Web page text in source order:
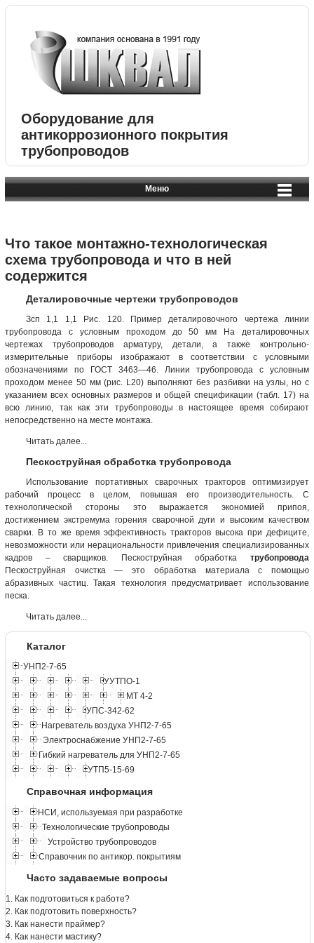
Оборудование для
антикоррозионного покрытия
трубопроводов
Меню
Что такое монтажно-технологическая
схема трубопровода и что в ней
содержится
Деталировочные чертежи трубопроводов
Зсп 1,1 1,1 Рис. 120. Пример деталировочного чертежа линии
трубопровода с условным проходом до 50 мм На деталировочных
чертежах трубопроводов арматуру, детали, а также контрольно-
измерительные приборы изображают в соответствии с условными
обозначениями по ГОСТ 3463—46. Линии трубопровода с условным
проходом менее 50 мм (рис. L20) выполняют без разбивки на узлы, но с
указанием всех основных размеров и общей спецификации (табл. 17) на
всю линию, так как эти трубопроводы в настоящее время собирают
непосредственно на месте монтажа.
Читать далее...
Пескоструйная обработка трубопровода
Использование портативных сварочных тракторов оптимизирует
рабочий процесс в целом, повышая его производительность. С
технологической стороны это выражается экономией припоя,
достижением экстремума горения сварочной дуги и высоким качеством
сварки. В то же время эффективность тракторов высока при дефиците,
невозможности или нерациональности привлечения специализированных
кадров – сварщиков. Пескоструйная обработка трубопровода
Пескоструйная очистка — это обработка материала с помощью
абразивных частиц. Такая технология предусматривает использование
песка.
Читать далее...
Каталог
УНП2-7-65
УУТПО-1
МТ 4-2
УПС-342-62
Нагреватель воздуха УНП2-7-65
Электроснабжение УНП2-7-65
Гибкий нагреватель для УНП2-7-65
УТП5-15-69
Справочная информация
НСИ, используемая при разработке
Технологические трубопроводы
Устройство трубопроводов
Справочник по антикор. покрытиям
Часто задаваемые вопросы
1. Как подготовиться к работе?
2. Как подготовить поверхность?
3. Как нанести праймер?
4. Как нанести мастику?